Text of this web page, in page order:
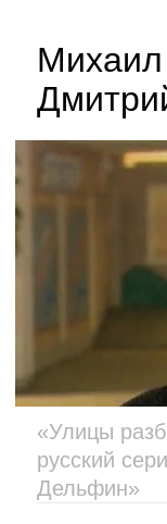
Михаил
«Улицы
русский
Дельфин»